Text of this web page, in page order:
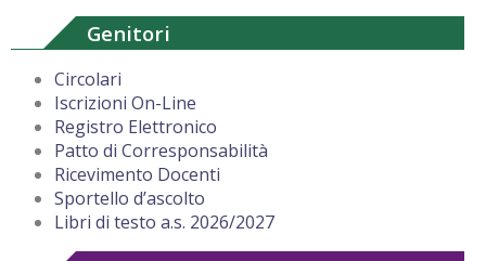
Genitori
Circolari
Iscrizioni On-Line
Registro Elettronico
Patto di Corresponsabilità
Ricevimento Docenti
Sportello d’ascolto
Libri di testo a.s. 2026/2027